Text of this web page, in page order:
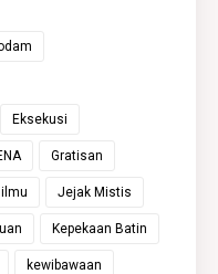
Eksekusi
Gratisan
ilmu Jejak Mistis
Kepekaan Batin
kewibawaan